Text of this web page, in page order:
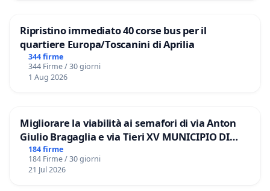
Ripristino immediato 40 corse bus per il
quartiere Europa/Toscanini di Aprilia
344 firme
344 Firme / 30 giorni
1 Aug 2026
Migliorare la viabilità ai semafori di via Anton
Giulio Bragaglia e via Tieri XV MUNICIPIO DI
ROMA
184 firme
184 Firme / 30 giorni
21 Jul 2026